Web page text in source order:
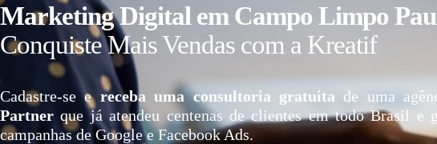
Marketing Digital em Campo Limpo
Conquiste Mais Vendas com a Kreatif
Cadastre-se e receba uma consultoria gratuita de uma
Partner que já atendeu centenas de clientes em todo Brasil e
campanhas de Google e Facebook Ads.